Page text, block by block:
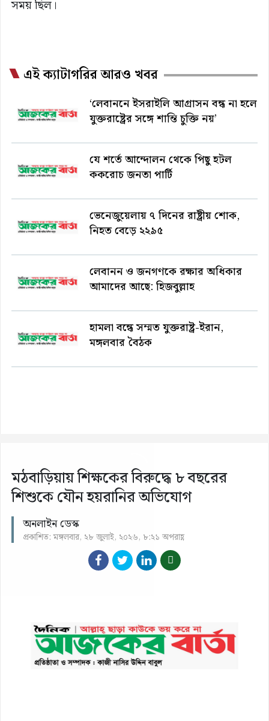
সময় ছিল।
এই ক্যাটাগরির আরও খবর
‘লেবাননে ইসরাইলি আগ্রাসন বন্ধ না হলে
যুক্তরাষ্ট্রের সঙ্গে শান্তি চুক্তি নয়’
যে শর্তে আন্দোলন থেকে পিছু হটল
ককরোচ জনতা পার্টি
ভেনেজুয়েলায় ৭ দিনের রাষ্ট্রীয় শোক,
নিহত বেড়ে ২২৯৫
লেবানন ও জনগণকে রক্ষার অধিকার
আমাদের আছে: হিজবুল্লাহ
হামলা বন্ধে সম্মত যুক্তরাষ্ট্র-ইরান,
মঙ্গলবার বৈঠক
মঠবাড়িয়ায় শিক্ষকের বিরুদ্ধে ৮ বছরের
শিশুকে যৌন হয়রানির অভিযোগ
অনলাইন ডেস্ক
প্রকাশিত: মঙ্গলবার, ২৮ জুলাই, ২০২৬, ৮:২১ অপরাহ্ণ